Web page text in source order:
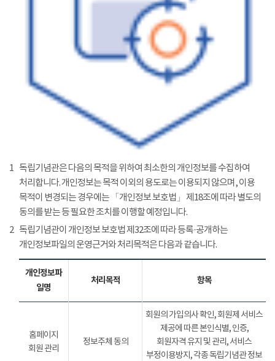
1 독립기념관은 다음의 목적을 위하여 최소한의 개인정보를 수집하여
처리합니다. 개인정보는 목적 이외의 용도로는 이용되지 않으며, 이용
목적이 변경되는 경우에는 「개인정보 보호법」 제18조에 따라 별도의
동의를 받는 등 필요한 조치를 이행할 예정입니다.
2 독립기념관이 개인정보 보호법 제32조에 따라 등록·공개하는
개인정보파일의 운영근거와 처리목적은 다음과 같습니다.
개인정보파
일명
처리목적 항목
홈페이지
회원 관리
정보주체 동의
회원의 가입의사 확인, 회원제 서비스
제공에 따른 본인식별, 인증,
회원자격 유지 및 관리, 서비스
부정이용방지, 각종 독립기념관 정보